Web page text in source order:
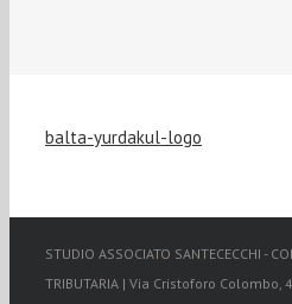
balta-yurdakul-logo
STUDIO ASSOCIATO SANTECECCHI -
TRIBUTARIA | Via Cristoforo Colombo,